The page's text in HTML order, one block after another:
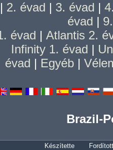
| 2. évad | 3. évad |
évad |
évad | Atlantis 2.
Infinity 1. évad |
évad | Egyéb |
Brazil-
Készítette